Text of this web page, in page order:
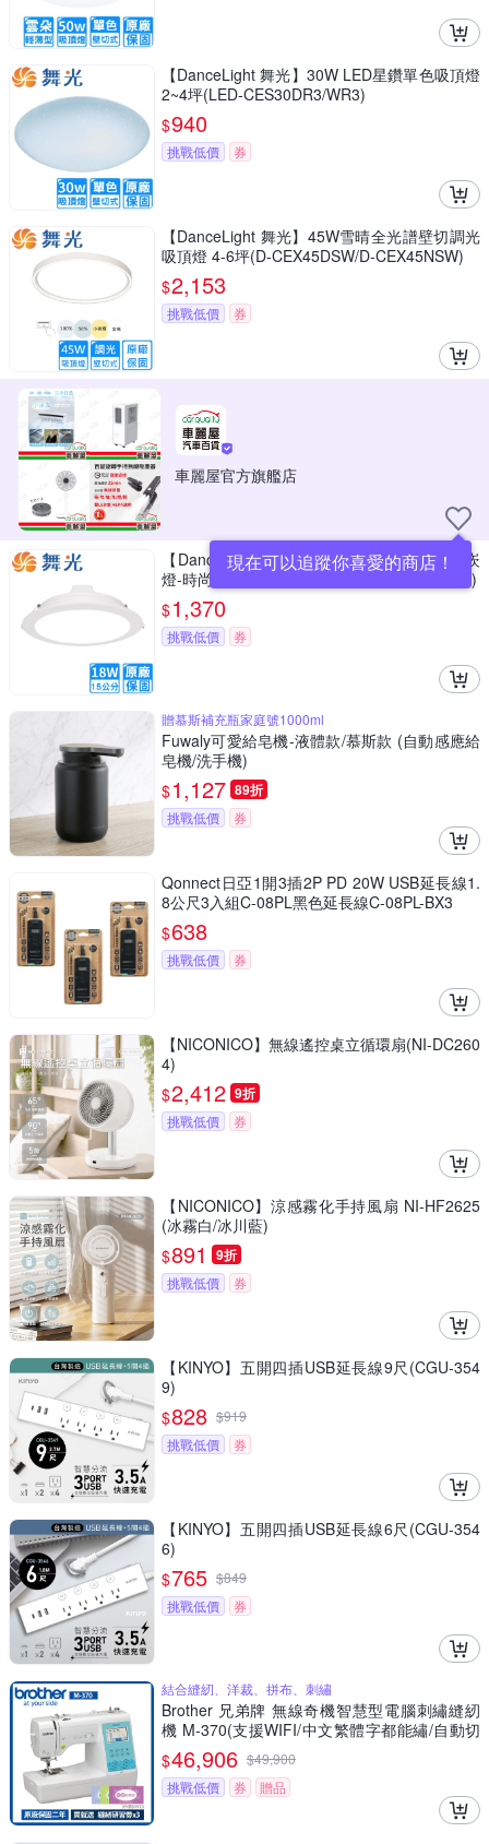
【DanceLight 舞光】30W LED星鑽單色吸頂燈
2~4坪(LED-CES30DR3/WR3)
$940
挑戰低價 券
【DanceLight 舞光】45W雪晴全光譜壁切調光
吸頂燈 4-6坪(D-CEX45DSW/D-CEX45NSW)
$2,153
挑戰低價 券
車麗屋官方旗艦店
現在可以追蹤你喜愛的商店！
【DanceLight 舞光】18W LED 15公分奧丁崁
燈-時尚白10入組(D-15DOO18DR2/NR2/WR2)
$1,370
挑戰低價 券
贈慕斯補充瓶家庭號1000ml
Fuwaly可愛給皂機-液體款/慕斯款 (自動感應給
皂機/洗手機)
$1,127 89折
挑戰低價 券
Qonnect日亞1開3插2P PD 20W USB延長線1.
8公尺3入組C-08PL黑色延長線C-08PL-BX3
$638
挑戰低價 券
【NICONICO】無線遙控桌立循環扇(NI-DC260
4)
$2,412 9折
挑戰低價 券
【NICONICO】涼感霧化手持風扇 NI-HF2625
(冰霧白/冰川藍)
$891 9折
挑戰低價 券
【KINYO】五開四插USB延長線9尺(CGU-354
9)
$828 $919
挑戰低價
券
【KINYO】五開四插USB延長線6尺(CGU-354
6)
$765 $849
挑戰低價
券
結合縫紉、洋裁、拼布、刺繡
Brother 兄弟牌 無線奇機智慧型電腦刺繡縫紉
機 M-370(支援WIFI/中文繁體字都能繡/自動切
線)
$46,906 $49,900
挑戰低價
券 贈品